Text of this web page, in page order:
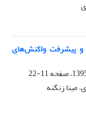
و پیشرفت واکنش‌های
11-22
مینا زنگنه